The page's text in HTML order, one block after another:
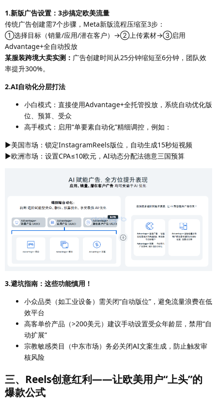
1.新版广告设置：3步搞定欧美流量
传统广告创建需7个步骤，Meta新版流程压缩至3步：
①选择目标（销量/应用/潜在客户）→②上传素材→③启用
Advantage+全自动投放
某服装跨境大卖实测： 广告创建时间从25分钟缩短至6分钟，团队效
率提升300%。
2.AI自动化分层打法
小白模式：直接使用Advantage+全托管投放，系统自动优化版
位、预算、受众
高手模式：启用“单要素自动化”精细调控，例如：
▶美国市场：锁定InstagramReels版位，自动生成15秒短视频
▶欧洲市场：设置CPA≤10欧元，AI动态分配法德意三国预算
3.避坑指南：这些功能慎用！
小众品类（如工业设备）需关闭“自动版位”，避免流量浪费在低
效平台
高客单价产品（>200美元）建议手动设置受众年龄层，禁用“自
动扩展”
宗教敏感类目（中东市场）务必关闭AI文案生成，防止触发审
核风险
三、Reels创意红利——让欧美用户“上头”的
爆款公式